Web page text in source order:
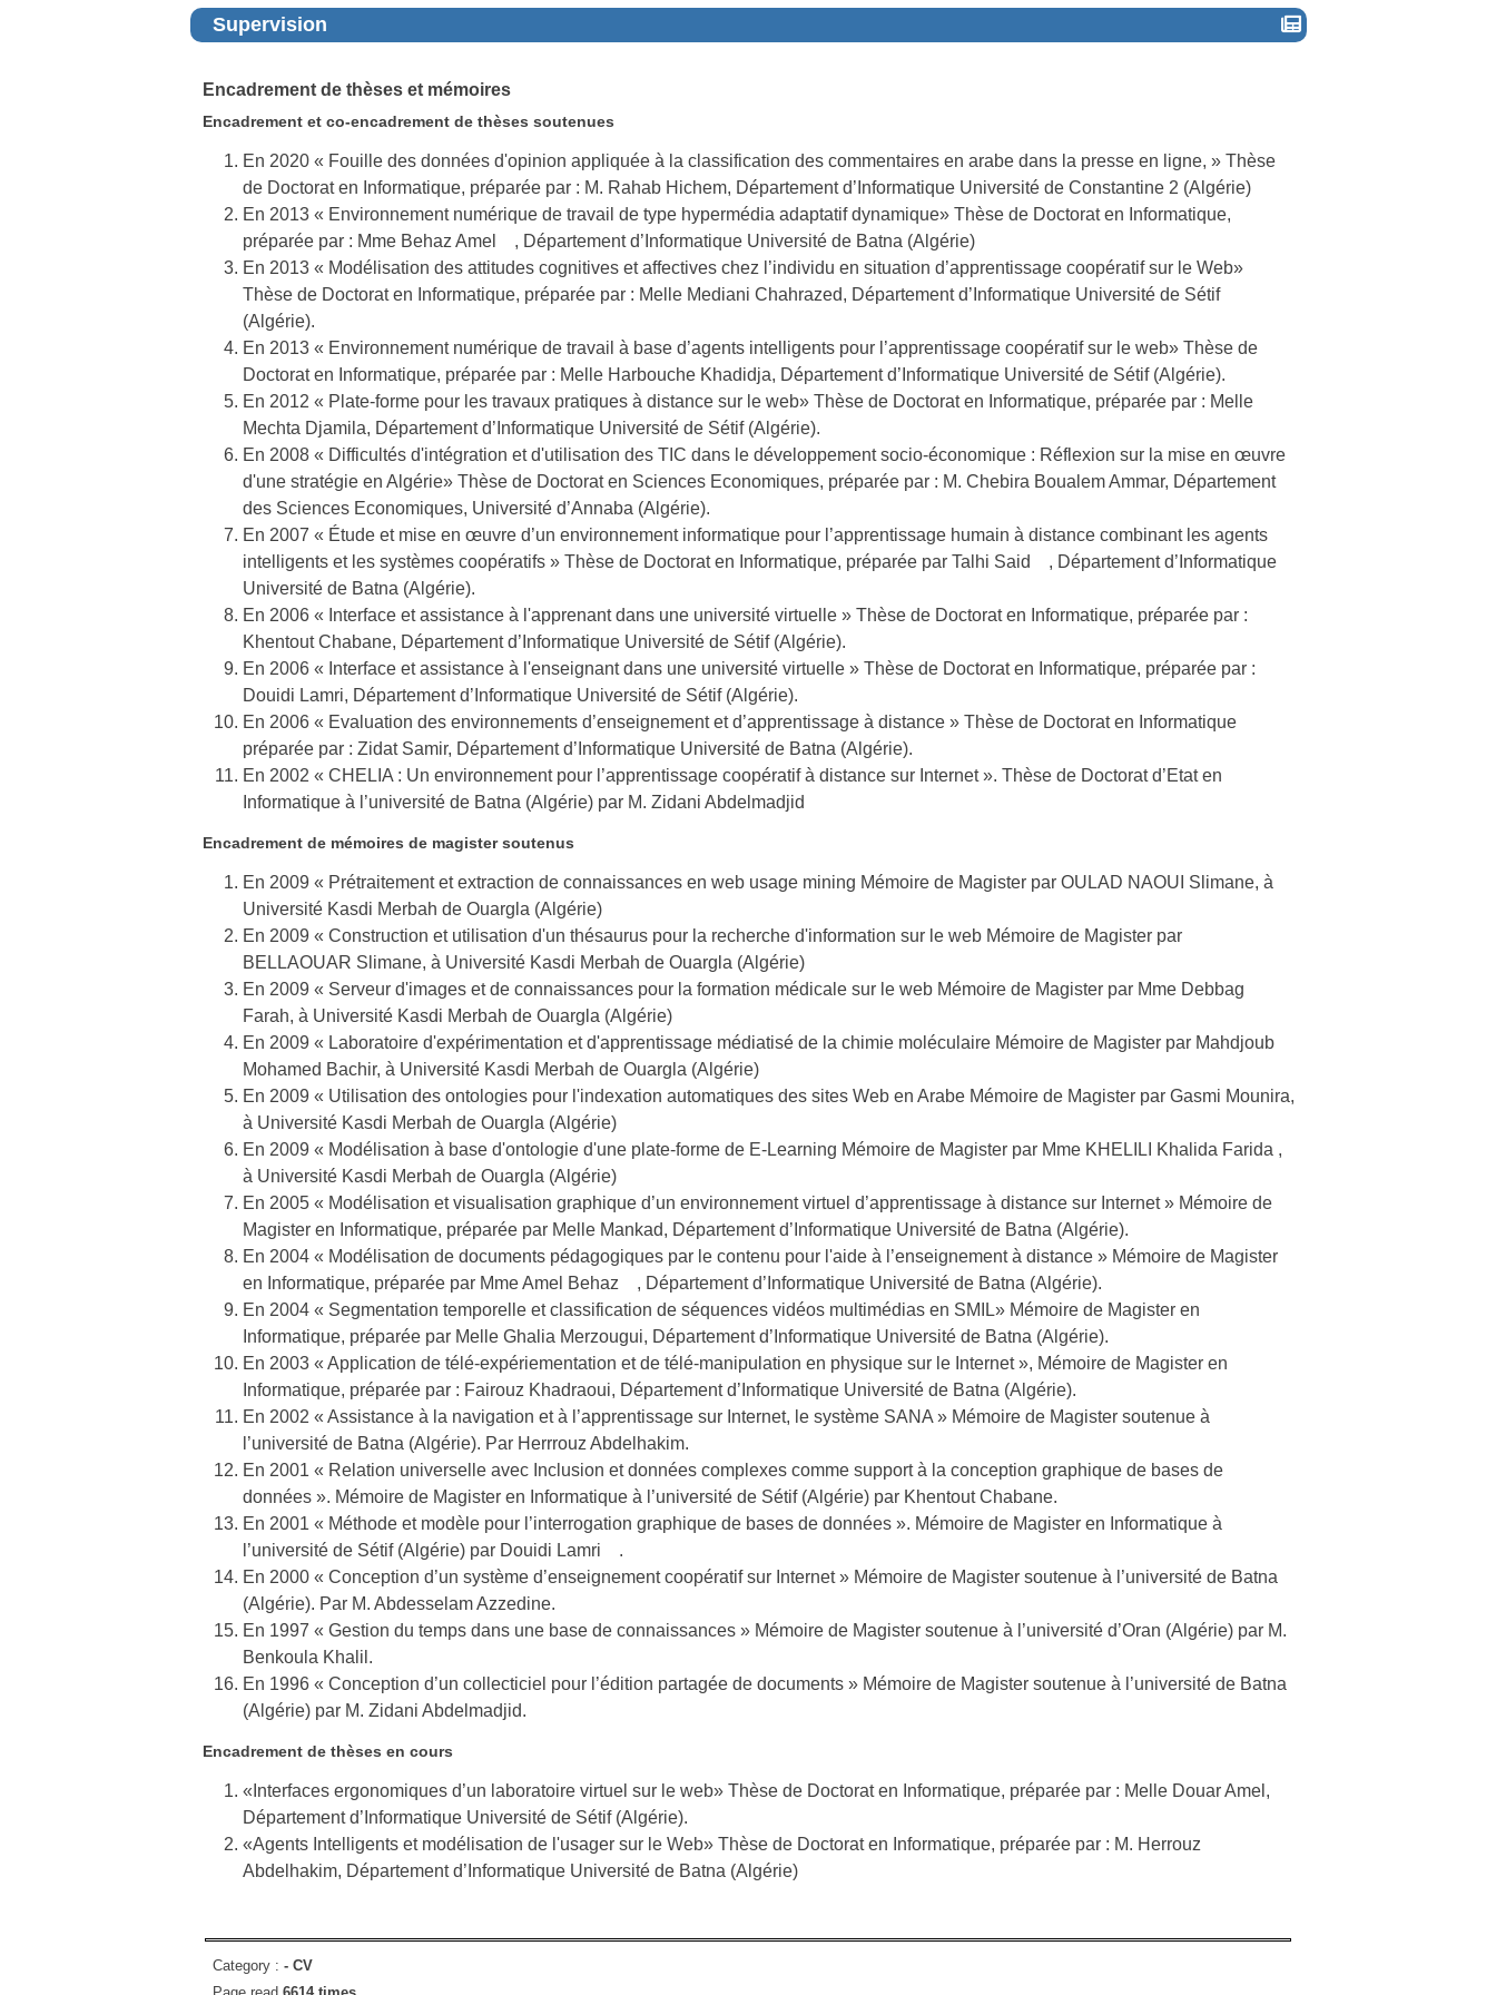
Supervision
Encadrement de thèses et mémoires
Encadrement et co-encadrement de thèses soutenues
En 2020 « Fouille des données d'opinion appliquée à la classification des commentaires en arabe dans la presse en ligne, » Thèse
de Doctorat en Informatique, préparée par : M. Rahab Hichem, Département d’Informatique Université de Constantine 2 (Algérie)
En 2013 « Environnement numérique de travail de type hypermédia adaptatif dynamique» Thèse de Doctorat en Informatique,
préparée par : Mme Behaz Amel , Département d’Informatique Université de Batna (Algérie)
En 2013 « Modélisation des attitudes cognitives et affectives chez l’individu en situation d’apprentissage coopératif sur le Web»
Thèse de Doctorat en Informatique, préparée par : Melle Mediani Chahrazed, Département d’Informatique Université de Sétif
(Algérie).
En 2013 « Environnement numérique de travail à base d’agents intelligents pour l’apprentissage coopératif sur le web» Thèse de
Doctorat en Informatique, préparée par : Melle Harbouche Khadidja, Département d’Informatique Université de Sétif (Algérie).
En 2012 « Plate-forme pour les travaux pratiques à distance sur le web» Thèse de Doctorat en Informatique, préparée par : Melle
Mechta Djamila, Département d’Informatique Université de Sétif (Algérie).
En 2008 « Difficultés d'intégration et d'utilisation des TIC dans le développement socio-économique : Réflexion sur la mise en œuvre
d'une stratégie en Algérie» Thèse de Doctorat en Sciences Economiques, préparée par : M. Chebira Boualem Ammar, Département
des Sciences Economiques, Université d’Annaba (Algérie).
En 2007 « Étude et mise en œuvre d’un environnement informatique pour l’apprentissage humain à distance combinant les agents
intelligents et les systèmes coopératifs » Thèse de Doctorat en Informatique, préparée par Talhi Said , Département d’Informatique
Université de Batna (Algérie).
En 2006 « Interface et assistance à l'apprenant dans une université virtuelle » Thèse de Doctorat en Informatique, préparée par :
Khentout Chabane, Département d’Informatique Université de Sétif (Algérie).
En 2006 « Interface et assistance à l'enseignant dans une université virtuelle » Thèse de Doctorat en Informatique, préparée par :
Douidi Lamri, Département d’Informatique Université de Sétif (Algérie).
En 2006 « Evaluation des environnements d’enseignement et d’apprentissage à distance » Thèse de Doctorat en Informatique
préparée par : Zidat Samir, Département d’Informatique Université de Batna (Algérie).
En 2002 « CHELIA : Un environnement pour l’apprentissage coopératif à distance sur Internet ». Thèse de Doctorat d’Etat en
Informatique à l’université de Batna (Algérie) par M. Zidani Abdelmadjid
Encadrement de mémoires de magister soutenus
En 2009 « Prétraitement et extraction de connaissances en web usage mining Mémoire de Magister par OULAD NAOUI Slimane, à
Université Kasdi Merbah de Ouargla (Algérie)
En 2009 « Construction et utilisation d'un thésaurus pour la recherche d'information sur le web Mémoire de Magister par
BELLAOUAR Slimane, à Université Kasdi Merbah de Ouargla (Algérie)
En 2009 « Serveur d'images et de connaissances pour la formation médicale sur le web Mémoire de Magister par Mme Debbag
Farah, à Université Kasdi Merbah de Ouargla (Algérie)
En 2009 « Laboratoire d'expérimentation et d'apprentissage médiatisé de la chimie moléculaire Mémoire de Magister par Mahdjoub
Mohamed Bachir, à Université Kasdi Merbah de Ouargla (Algérie)
En 2009 « Utilisation des ontologies pour l'indexation automatiques des sites Web en Arabe Mémoire de Magister par Gasmi Mounira,
à Université Kasdi Merbah de Ouargla (Algérie)
En 2009 « Modélisation à base d'ontologie d'une plate-forme de E-Learning Mémoire de Magister par Mme KHELILI Khalida Farida ,
à Université Kasdi Merbah de Ouargla (Algérie)
En 2005 « Modélisation et visualisation graphique d’un environnement virtuel d’apprentissage à distance sur Internet » Mémoire de
Magister en Informatique, préparée par Melle Mankad, Département d’Informatique Université de Batna (Algérie).
En 2004 « Modélisation de documents pédagogiques par le contenu pour l'aide à l’enseignement à distance » Mémoire de Magister
en Informatique, préparée par Mme Amel Behaz , Département d’Informatique Université de Batna (Algérie).
En 2004 « Segmentation temporelle et classification de séquences vidéos multimédias en SMIL» Mémoire de Magister en
Informatique, préparée par Melle Ghalia Merzougui, Département d’Informatique Université de Batna (Algérie).
En 2003 « Application de télé-expériementation et de télé-manipulation en physique sur le Internet », Mémoire de Magister en
Informatique, préparée par : Fairouz Khadraoui, Département d’Informatique Université de Batna (Algérie).
En 2002 « Assistance à la navigation et à l’apprentissage sur Internet, le système SANA » Mémoire de Magister soutenue à
l’université de Batna (Algérie). Par Herrrouz Abdelhakim.
En 2001 « Relation universelle avec Inclusion et données complexes comme support à la conception graphique de bases de
données ». Mémoire de Magister en Informatique à l’université de Sétif (Algérie) par Khentout Chabane.
En 2001 « Méthode et modèle pour l’interrogation graphique de bases de données ». Mémoire de Magister en Informatique à
l’université de Sétif (Algérie) par Douidi Lamri .
En 2000 « Conception d’un système d’enseignement coopératif sur Internet » Mémoire de Magister soutenue à l’université de Batna
(Algérie). Par M. Abdesselam Azzedine.
En 1997 « Gestion du temps dans une base de connaissances » Mémoire de Magister soutenue à l’université d’Oran (Algérie) par M.
Benkoula Khalil.
En 1996 « Conception d’un collecticiel pour l’édition partagée de documents » Mémoire de Magister soutenue à l’université de Batna
(Algérie) par M. Zidani Abdelmadjid.
Encadrement de thèses en cours
«Interfaces ergonomiques d’un laboratoire virtuel sur le web» Thèse de Doctorat en Informatique, préparée par : Melle Douar Amel,
Département d’Informatique Université de Sétif (Algérie).
«Agents Intelligents et modélisation de l'usager sur le Web» Thèse de Doctorat en Informatique, préparée par : M. Herrouz
Abdelhakim, Département d’Informatique Université de Batna (Algérie)
Category : - CV